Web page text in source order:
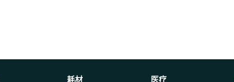
耗材 医疗